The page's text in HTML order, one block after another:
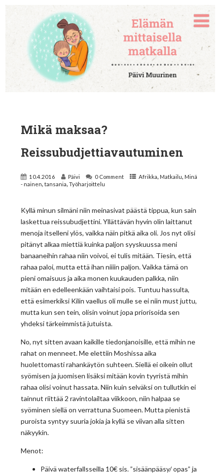
Mikä maksaa?
Reissubudjettiavautuminen
10.4.2016 Päivi 0 Comment Afrikka,Matkailu,Minä
- nainen,tansania,Työharjoittelu
Kyllä minun silmäni niin meinasivat päästä tippua, kun sain
laskettua reissubudjettini. Yllättävän hyvin olin laittanut
menoja itselleni ylös, vaikka näin pitkä aika oli. Jos nyt olisi
pitänyt alkaa miettiä kuinka paljon syyskuussa meni
banaaneihin rahaa niin voivoi, ei tulis mitään. Tiesin, että
rahaa paloi, mutta että ihan niiiin paljon. Vaikka tämä on
pieni omaisuus ja aika monen kuukauden palkka, niin
mitään en edelleenkään vaihtaisi pois. Tuntuu hassulta,
että esimerkiksi Kilin vaellus oli mulle se ei niin must juttu,
mutta kun sen tein, olisin voinut jopa priorisoida sen
yhdeksi tärkeimmistä jutuista.
No, nyt sitten avaan kaikille tiedonjanoisille, että mihin ne
rahat on menneet. Me elettiin Moshissa aika
huolettomasti rahankäytön suhteen. Siellä ei oikein ollut
syömisen ja juomisen lisäksi mitään kovin tyyristä mihin
rahaa olisi voinut hassata. Niin kuin selväksi on tullutkin ei
tainnut riittää 2 ravintolailtaa viikkoon, niin halpaa se
syöminen siellä on verrattuna Suomeen. Mutta pienistä
puroista syntyy suuria jokia ja kyllä se viivan alla sitten
näkyykin.
Menot:
Päivä waterfallsseilla 10€ sis. ”sisäänpääsy/ opas” ja